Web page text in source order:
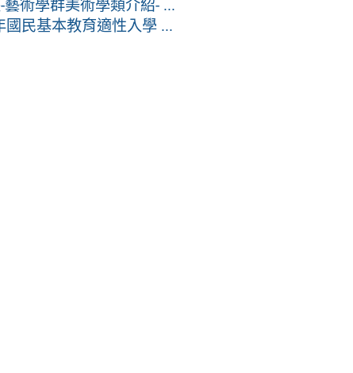
術學群美術學類介紹- ...
民基本教育適性入學 ...